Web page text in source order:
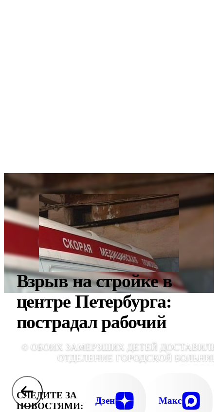
Взрыв на стройке в
центре Петербурга:
пострадал рабочий
© ОБОИХ ЗАМЕРЗШИХ ДЕТЕЙ
ОТДЕЛЕНИЕ ГОРОДСКОЙ
СЛЕДИТЕ ЗА
НОВОСТЯМИ:
Дзен Макс